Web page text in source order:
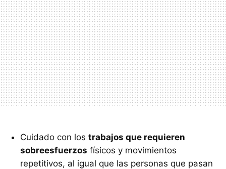
Cuidado con los trabajos que requieren
sobreesfuerzos físicos y movimientos
repetitivos, al igual que las personas que pasan